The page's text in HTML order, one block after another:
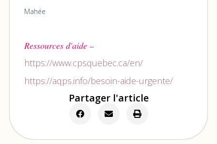
Mahée
Ressources d'aide –
https://www.cpsquebec.ca/en/
https://aqps.info/besoin-aide-urgente/
Partager l'article